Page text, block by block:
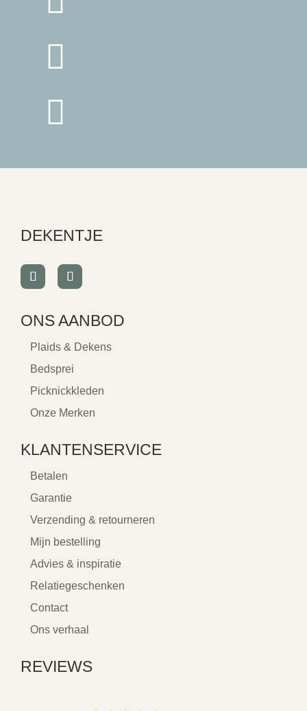


DEKENTJE
ONS AANBOD
Plaids & Dekens
Bedsprei
Picknickkleden
Onze Merken
KLANTENSERVICE
Betalen
Garantie
Verzending & retourneren
Mijn bestelling
Advies & inspiratie
Relatiegeschenken
Contact
Ons verhaal
REVIEWS